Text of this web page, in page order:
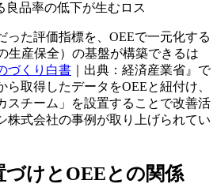
良品率の低下が生むロス
った評価指標を、OEEで一元化する
生産保全）の基盤が構築できるは
づくり白書 ｜出典：経済産業省』で
取得したデータをOEEと紐付け、
スチーム」を設置することで改善活
株式会社の事例が取り上げられてい
づけとOEEとの関係